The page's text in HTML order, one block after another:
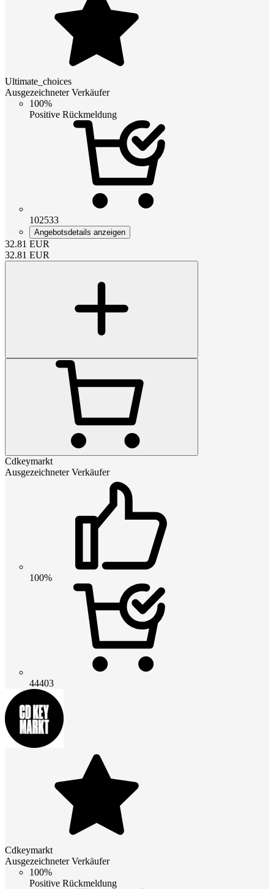
Ultimate_choices
Ausgezeichneter Verkäufer
100%
Positive Rückmeldung
102533
Angebotsdetails anzeigen
32.81 EUR
32.81 EUR
Cdkeymarkt
Ausgezeichneter Verkäufer
100%
44403
Cdkeymarkt
Ausgezeichneter Verkäufer
100%
Positive Rückmeldung